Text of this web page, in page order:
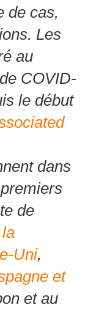
de cas,
Les
au
COVID-
le début
dans
de
Uni,
et
et au